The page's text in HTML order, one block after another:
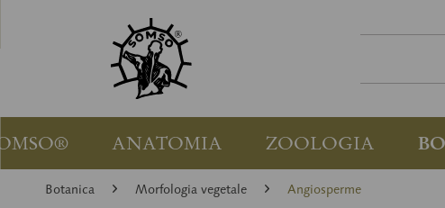
ANATOMIA ZOOLOGIA
Botanica Morfologia vegetale Angiosperme